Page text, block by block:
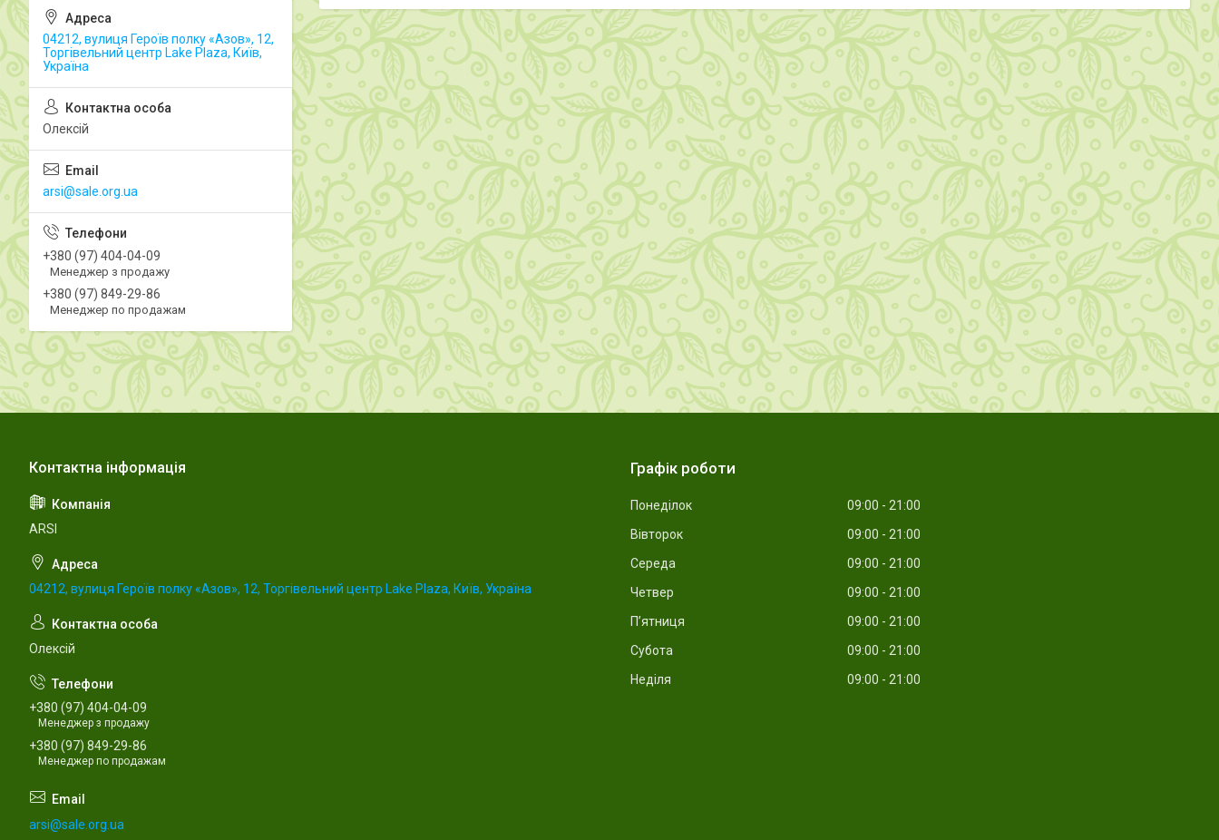
04212, вулиця Героїв полку «Азов», 12,
Торгівельний центр Lake Plaza, Київ,
Україна
Олексій
arsi@sale.org.ua
+380 (97) 404-04-09
Менеджер з продажу
+380 (97) 849-29-86
Менеджер по продажам
ARSI
04212, вулиця Героїв полку «Азов», 12, Торгівельний центр Lake Plaza, Київ, Україна
Олексій
+380 (97) 404-04-09
Менеджер з продажу
+380 (97) 849-29-86
Менеджер по продажам
arsi@sale.org.ua
Графік роботи
Понеділок 09:00
21:00
Вівторок
09:00
21:00
Середа
09:00
21:00
Четвер
09:00
21:00
Пʼятниця
09:00
21:00
Субота
09:00
21:00
Неділя
09:00 21:00